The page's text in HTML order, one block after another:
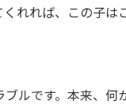
れれば、この子は
ルです。本来、何